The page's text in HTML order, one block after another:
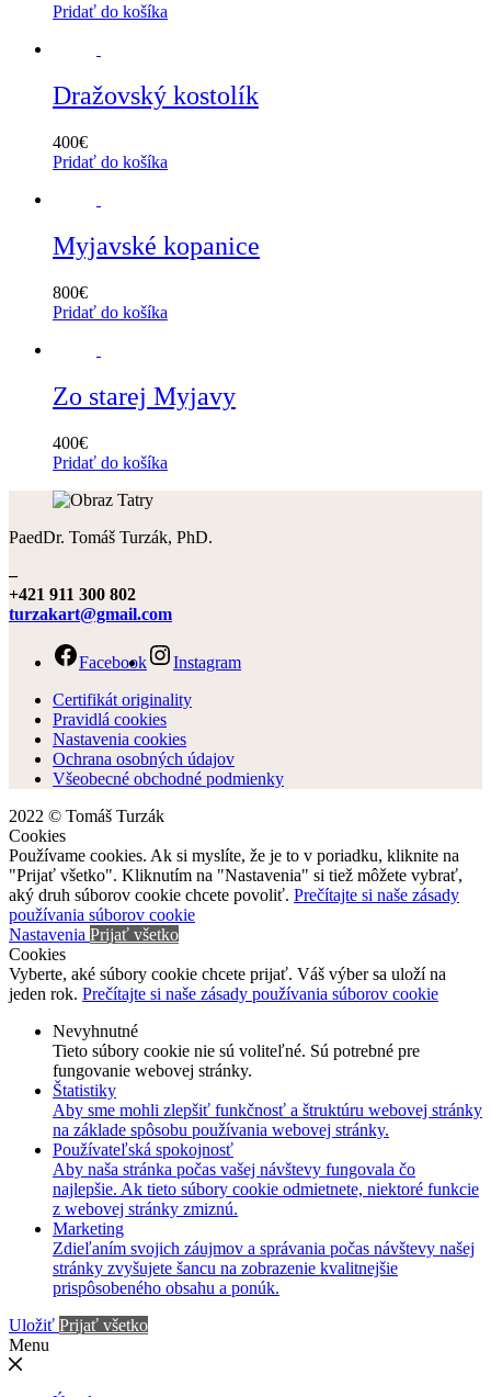
Pridať do košíka
Dražovský kostolík
400€
Pridať do košíka
Myjavské kopanice
800€
Pridať do košíka
Zo starej Myjavy
400€
Pridať do košíka
PaedDr. Tomáš Turzák, PhD.
–
+421 911 300 802
turzakart@gmail.com
Facebook
Instagram
Certifikát originality
Pravidlá cookies
Nastavenia cookies
Ochrana osobných údajov
Všeobecné obchodné podmienky
2022 © Tomáš Turzák
Cookies
Používame cookies. Ak si myslíte, že je to v poriadku, kliknite na
"Prijať všetko". Kliknutím na "Nastavenia" si tiež môžete vybrať,
aký druh súborov cookie chcete povoliť. Prečítajte si naše zásady
používania súborov cookie
Nastavenia Prijať všetko
Cookies
Vyberte, aké súbory cookie chcete prijať. Váš výber sa uloží na
jeden rok. Prečítajte si naše zásady používania súborov cookie
Nevyhnutné
Tieto súbory cookie nie sú voliteľné. Sú potrebné pre
fungovanie webovej stránky.
Štatistiky
Aby sme mohli zlepšiť funkčnosť a štruktúru webovej stránky
na základe spôsobu používania webovej stránky.
Používateľská spokojnosť
Aby naša stránka počas vašej návštevy fungovala čo
najlepšie. Ak tieto súbory cookie odmietnete, niektoré funkcie
z webovej stránky zmiznú.
Marketing
Zdieľaním svojich záujmov a správania počas návštevy našej
stránky zvyšujete šancu na zobrazenie kvalitnejšie
prispôsobeného obsahu a ponúk.
Uložiť Prijať všetko
Menu